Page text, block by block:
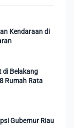
Kendaraan di
di Belakang
Rumah Rata
Gubernur Riau